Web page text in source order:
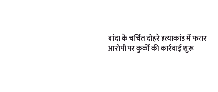
बांदा के चर्चित दोहरे हत्याकांड में फरार
आरोपी पर कुर्की की कार्रवाई शुरू